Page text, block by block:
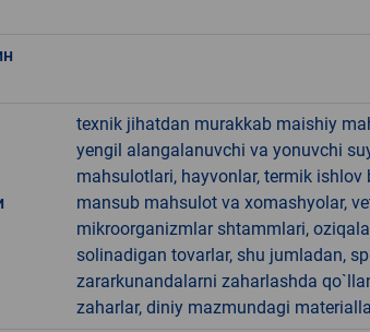
texnik jihatdan murakkab maishiy
yengil alangalanuvchi va yonuvchi
mahsulotlari, hayvonlar, termik
mansub mahsulot va xomashyolar,
mikroorganizmlar shtammlari,
solinadigan tovarlar, shu jumladan,
zararkunandalarni zaharlashda
zaharlar, diniy mazmundagi